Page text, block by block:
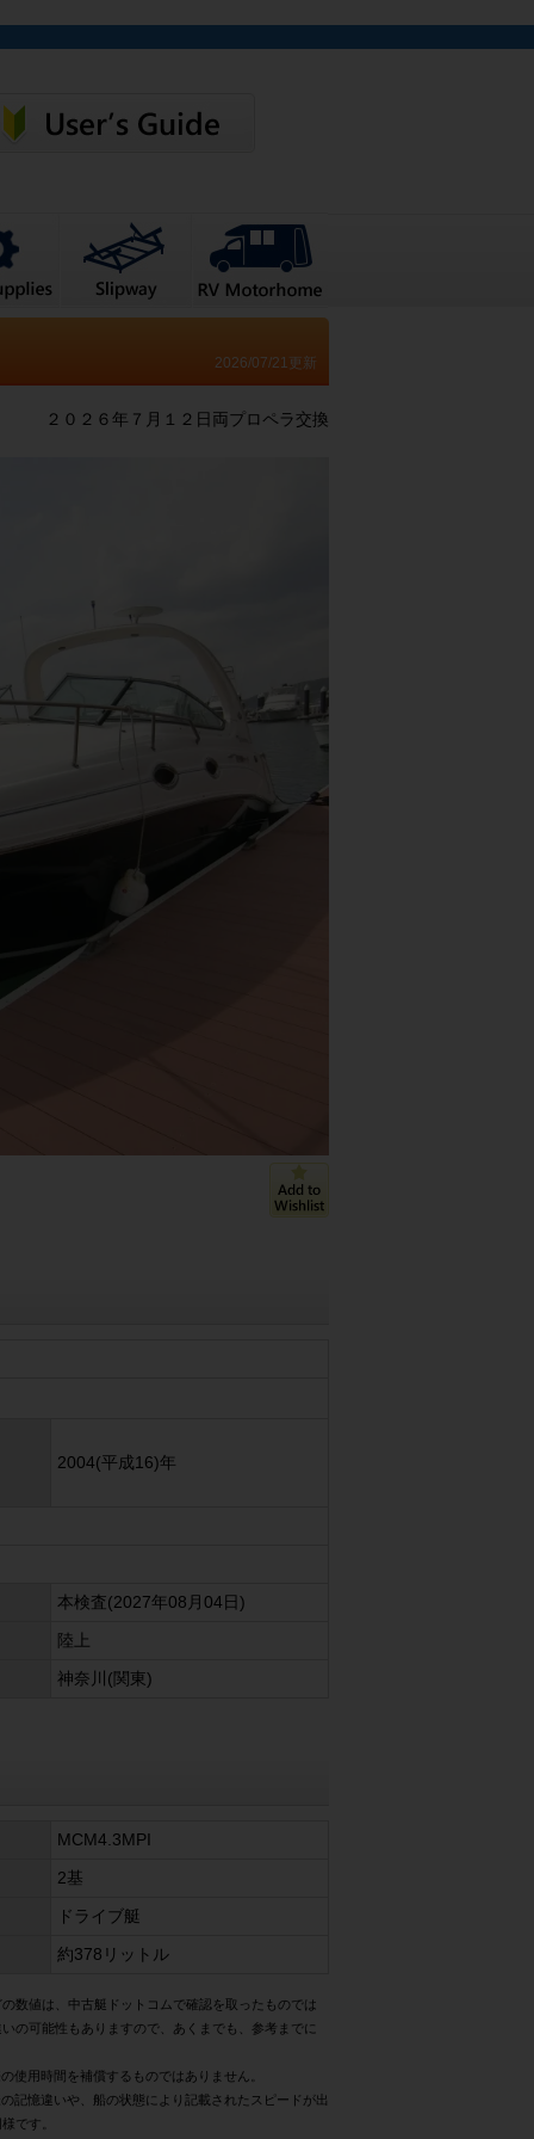
2026/07/21更新
２０２６年７月１２日両プロペラ交換
2004(平成16)年
本検査(2027年08月04日)
陸上
神奈川(関東)
MCM4.3MPI
2基
ドライブ艇
約378リットル
数値は、中古艇ドットコムで確認を取ったものでは
の可能性もありますので、あくまでも、参考までに
使用時間を補償するものではありません。
記憶違いや、船の状態により記載されたスピードが出
です。